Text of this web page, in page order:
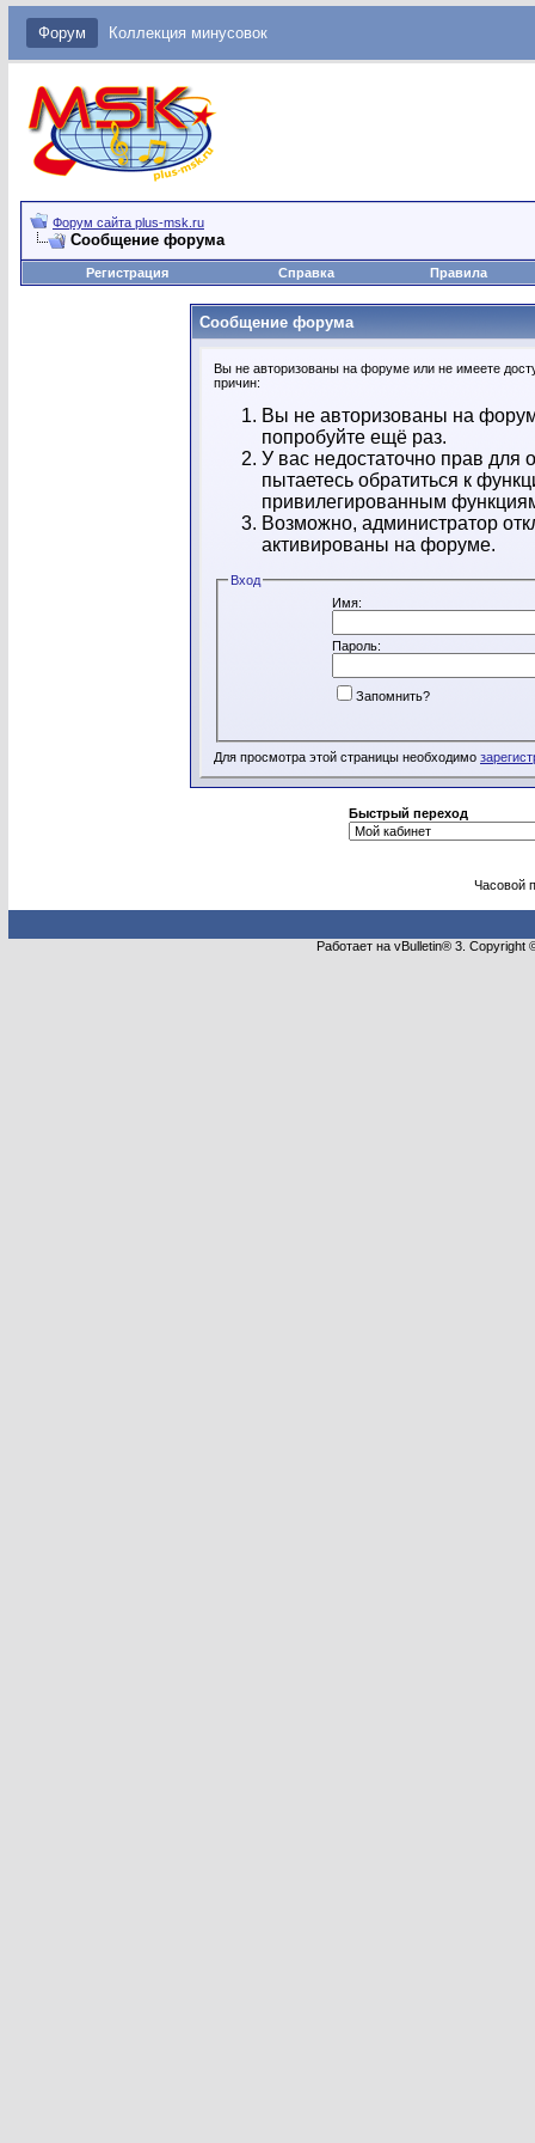
Форум Коллекция минусовок
Форум сайта plus-msk.ru
Сообщение форума
Регистрация Справка Правила
Сообщение форума
Вы не авторизованы на форуме или не имеете
причин:
Вы не авторизованы на
попробуйте ещё раз.
У вас недостаточно прав
пытаетесь обратиться к
привилегированным
Возможно, администратор
активированы на форуме.
Вход
Имя:
Пароль:
Запомнить?
Для просмотра этой страницы необходимо
Быстрый переход
Часовой
Работает на vBulletin® 3.